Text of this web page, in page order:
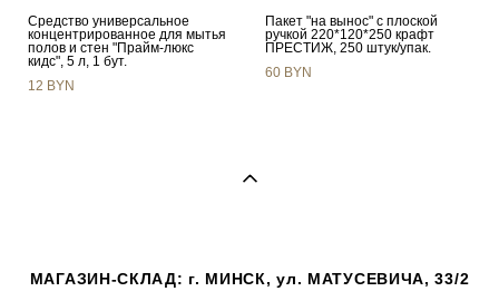
Средство универсальное
концентрированное для мытья
полов и стен "Прайм-люкс
кидс", 5 л, 1 бут.
12 BYN
Пакет "на вынос" с плоской
ручкой 220*120*250 крафт
ПРЕСТИЖ, 250 штук/упак.
60 BYN
МАГАЗИН-СКЛАД: г. МИНСК, ул. МАТУСЕВИЧА, 33/2